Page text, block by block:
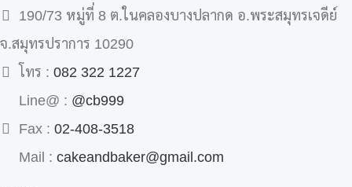
190/73 หมู่ที่ 8 ต.ในคลองบางปลากด อ.พระสมุทรเจดีย์
จ.สมุทรปราการ 10290
โทร : 082 322 1227
Line@ : @cb999
Fax : 02-408-3518
Mail : cakeandbaker@gmail.com